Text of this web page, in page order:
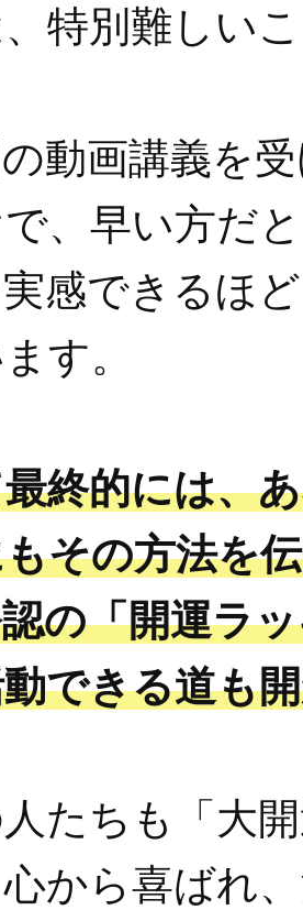
特別難しい
動画講義を
、早い方だ
感できるほ
す。
終的には、
その方法を
の「開運ラ
できる道も
たちも「大
から喜ばれ